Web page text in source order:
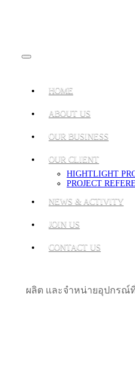
HOME
ABOUT US
OUR BUSINESS
OUR CLIENT
HIGHTLIGHT
PROJECT
NEWS & ACTIVITY
JOIN US
CONTACT US
ผลิต และจำหน่ายอุปกรณ์